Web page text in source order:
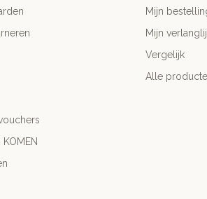
Mijn
Mijn
Vergelijk
Alle